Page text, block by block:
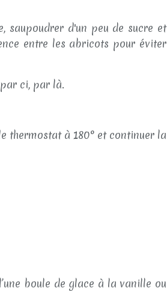
saupoudrer d'un peu de sucre et
entre les abricots pour éviter
ci, par là.
thermostat à 180° et continuer la
boule de glace à la vanille ou